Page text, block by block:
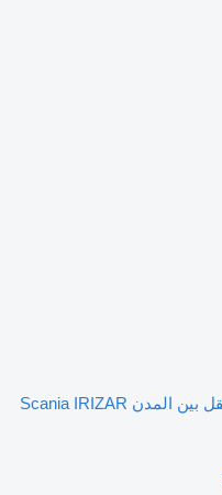
باص النقل بين المدن Scania IRIZAR